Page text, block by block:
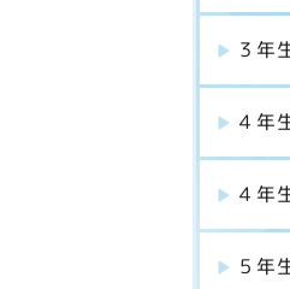
３年
４年
４年
５年